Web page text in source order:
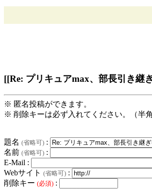
[[Re: プリキュアmax、部長引き継
※ 匿名投稿ができます。
※ 削除キーは必ず入れてください。（半角
題名 (省略可) :
名前 (省略可) :
E-Mail :
Webサイト (省略可) :
削除キー (必須) :